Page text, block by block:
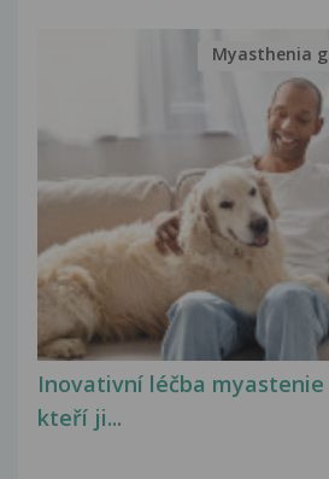
Inovativní léčba
kteří ji...
Myasthenia